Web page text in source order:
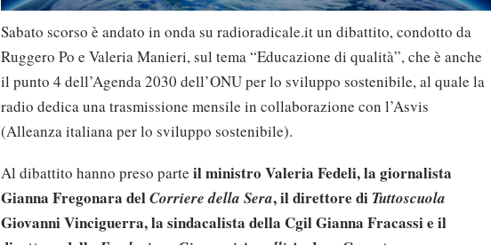
Sabato scorso è andato in onda su radioradicale.it un dibattito, condotto da
Ruggero Po e Valeria Manieri, sul tema “Educazione di qualità”, che è anche
il punto 4 dell’Agenda 2030 dell’ONU per lo sviluppo sostenibile, al quale la
radio dedica una trasmissione mensile in collaborazione con l’Asvis
(Alleanza italiana per lo sviluppo sostenibile).
Al dibattito hanno preso parte il ministro Valeria Fedeli, la giornalista
Gianna Fregonara delCorriere della Sera, il direttore di Tuttoscuola
Giovanni Vinciguerra, la sindacalista della Cgil Gianna Fracassi e il